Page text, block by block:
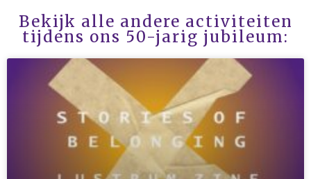
december 2022
oktober 2022
september 2022
augustus 2022
juli 2022
juni 2022
mei 2022
april 2022
Bekijk alle andere activiteiten
tijdens ons 50-jarig jubileum: